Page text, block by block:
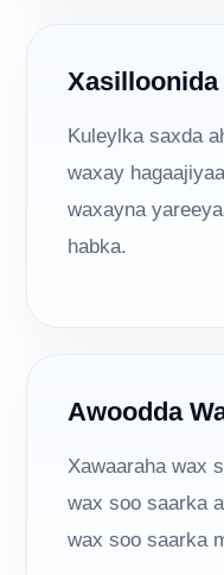
Kuleylka saxda
waxay
waxayna
habka.
Awoodda
Xawaaraha wax
wax soo saarka
wax soo saarka